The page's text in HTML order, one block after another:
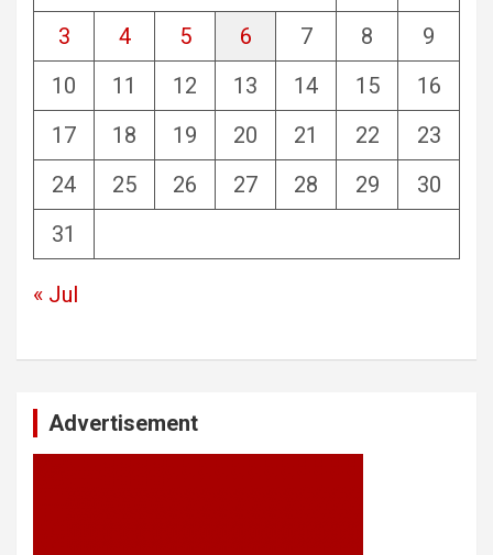
3 4 5 6 7 8
9
10
11 12 13 14 15
16
17
18 19 20 21 22
23
24
25 26 27 28 29
30
31
« Jul
Advertisement